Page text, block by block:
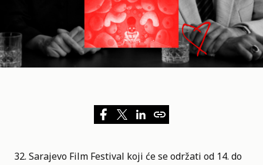
32. Sarajevo Film Festival koji će se održati od 14. do